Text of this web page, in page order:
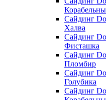
Сайдинг
Халва
Сайдинг
Фисташка
Сайдинг
Пломбир
Сайдинг
Голубика
Сайдинг